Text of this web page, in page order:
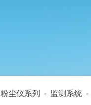
粉尘仪系列 - 监测系统